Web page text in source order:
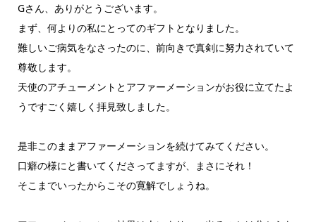
Gさん、ありがとうございます。
まず、何よりの私にとってのギフトとなりました。
難しいご病気をなさったのに、前向きで真剣に努力されていて
尊敬します。
天使のアチューメントとアファーメーションがお役に立てたよ
うですごく嬉しく拝見致しました。
是非このままアファーメーションを続けてみてください。
口癖の様にと書いてくださってますが、まさにそれ！
そこまでいったからこその寛解でしょうね。